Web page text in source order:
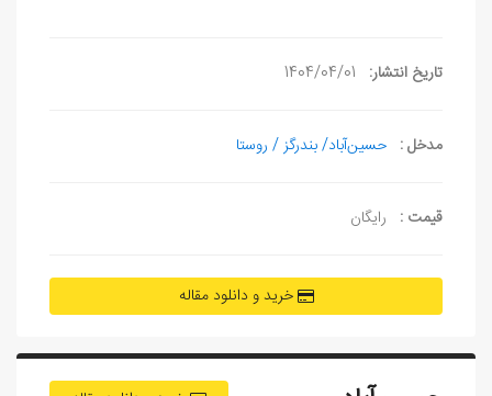
تاریخ انتشار: 1404/04/01
مدخل : حسین‌آباد/ بندرگز / روستا
قیمت : رایگان
خرید و دانلود مقاله